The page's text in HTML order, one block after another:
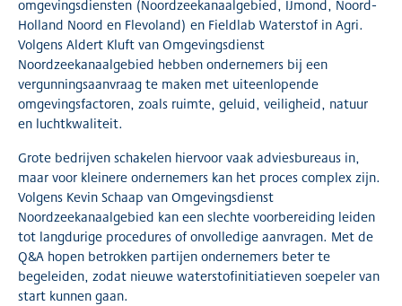
omgevingsdiensten (Noordzeekanaalgebied, IJmond, Noord-
Holland Noord en Flevoland) en Fieldlab Waterstof in Agri.
Volgens Aldert Kluft van Omgevingsdienst
Noordzeekanaalgebied hebben ondernemers bij een
vergunningsaanvraag te maken met uiteenlopende
omgevingsfactoren, zoals ruimte, geluid, veiligheid, natuur
en luchtkwaliteit.
Grote bedrijven schakelen hiervoor vaak adviesbureaus in,
maar voor kleinere ondernemers kan het proces complex zijn.
Volgens Kevin Schaap van Omgevingsdienst
Noordzeekanaalgebied kan een slechte voorbereiding leiden
tot langdurige procedures of onvolledige aanvragen. Met de
Q&A hopen betrokken partijen ondernemers beter te
begeleiden, zodat nieuwe waterstofinitiatieven soepeler van
start kunnen gaan.